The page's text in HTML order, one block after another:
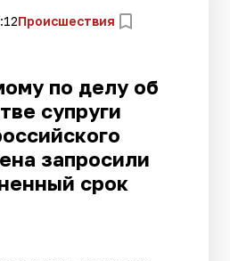
Происшествия
по делу об
супруги
запросили
срок